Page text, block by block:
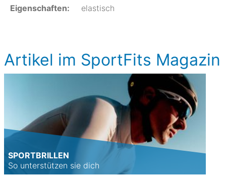
Eigenschaften:
elastisch
Artikel im SportFits Magazin
SPORTBRILLEN
So unterstützen sie dich